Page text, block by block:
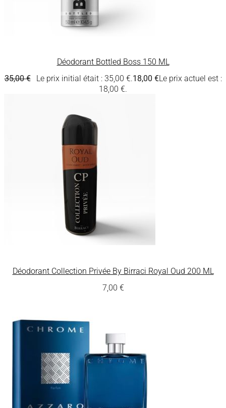
Déodorant Bottled Boss 150 ML
35,00€ Le prix initial était : 35,00 €.18,00 €Le prix actuel est :
18,00 €.
Déodorant Collection Privée By Birraci Royal Oud 200 ML
7,00 €